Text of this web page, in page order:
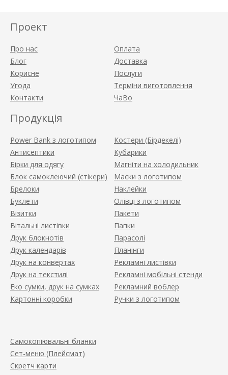
Проект
Про нас
Блог
Корисне
Угода
Контакти
Оплата
Доставка
Послуги
Терміни виготовлення
ЧаВо
Продукція
Power Bank з логотипом
Антисептики
Бірки для одягу
Блок самоклеючий (стікери)
Брелоки
Буклети
Візитки
Вітальні листівки
Друк блокнотів
Друк календарів
Друк на конвертах
Друк на текстилі
Еко сумки, друк на сумках
Картонні коробки
Костери (Бірдекелі)
Кубарики
Магніти на холодильник
Маски з логотипом
Наклейки
Олівці з логотипом
Пакети
Папки
Парасолі
Планінги
Рекламні листівки
Рекламні мобільні стенди
Рекламний воблер
Ручки з логотипом
Самокопіювальні бланки
Сет-меню (Плейсмат)
Скретч карти